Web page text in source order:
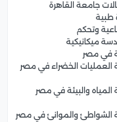
جامعة القاهرة
طبية
وتحكم
ميكانيكية
في مصر
العمليات الخضراء في مصر
والبيئة في مصر
الشواطئ والموانئ في مصر